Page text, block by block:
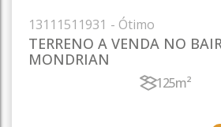
TERRENO A VENDA NO
MONDRIAN
1311 1511931
125m²